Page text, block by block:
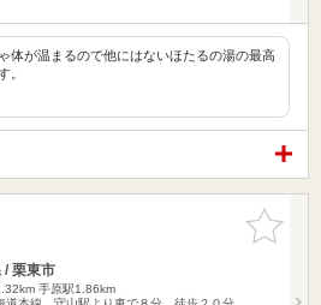
体が温まるので他にはないほたるの湯の最高
。
お気に入
りに追加
/ 栗東市
手原駅1.86km